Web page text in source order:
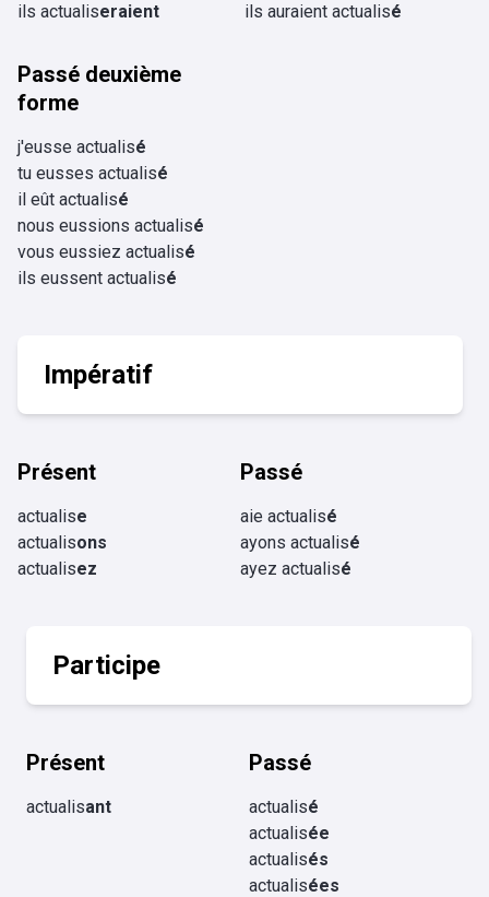
ils actualiseraient ils auraient actualisé
Passé deuxième
forme
j'eusse actualisé
tu eusses actualisé
il eût actualisé
nous eussions actualisé
vous eussiez actualisé
ils eussent actualisé
Impératif
Présent
actualise
actualisons
actualisez
Passé
aie actualisé
ayons actualisé
ayez actualisé
Participe
Présent
actualisant
Passé
actualisé
actualisée
actualisés
actualisées